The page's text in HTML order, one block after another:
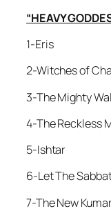
“HEAVY
1-Eris
2-Witches of
3-The Mighty
4-The Reckless
5-Ishtar
6-Let The
7-The New